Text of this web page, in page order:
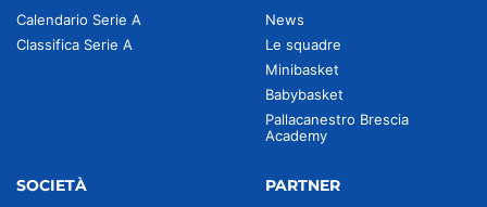
Calendario Serie A
Classifica Serie A
News
Le squadre
Minibasket
Babybasket
Pallacanestro Brescia
Academy
SOCIETÀ PARTNER